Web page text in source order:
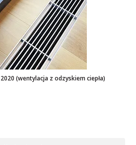
(wentylacja z odzyskiem ciepła)